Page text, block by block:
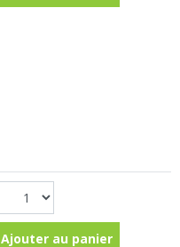
Ajouter au panier